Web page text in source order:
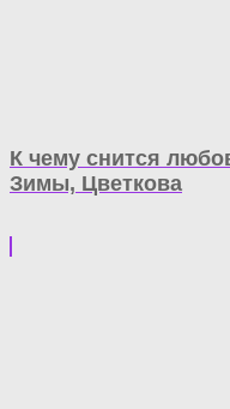
К чему снится
Зимы, Цветкова